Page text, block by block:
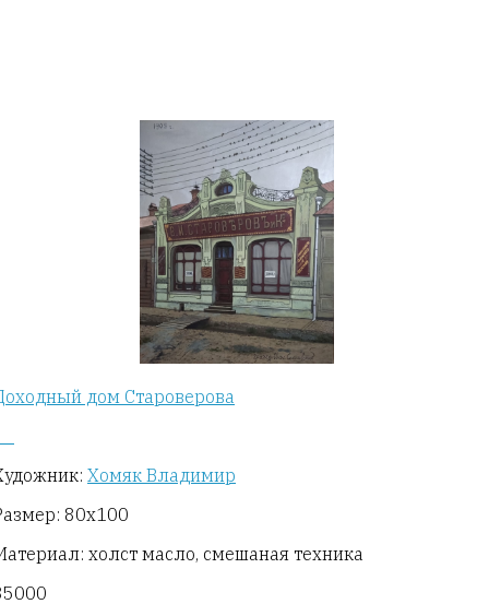
дом Староверова
Хомяк Владимир
80х100
холст масло, смешаная техника